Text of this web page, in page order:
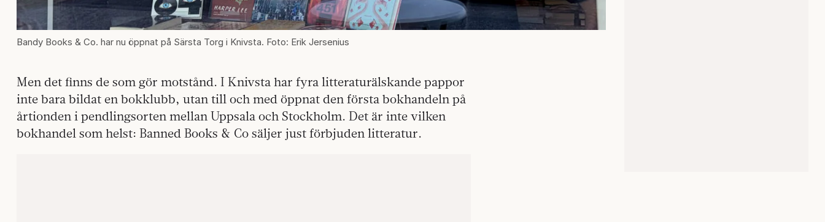
Bandy Books & Co. har nu öppnat på Särsta Torg i Knivsta. Foto: Erik Jersenius
Men det finns de som gör motstånd. I Knivsta har fyra litteraturälskande pappor
inte bara bildat en bokklubb, utan till och med öppnat den första bokhandeln på
årtionden i pendlingsorten mellan Uppsala och Stockholm. Det är inte vilken
bokhandel som helst: Banned Books & Co säljer just förbjuden litteratur.